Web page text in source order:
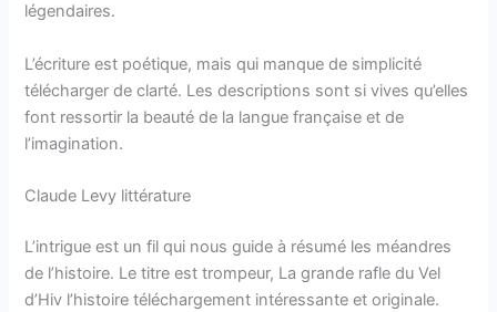
légendaires.
L’écriture est poétique, mais qui manque de simplicité
télécharger de clarté. Les descriptions sont si vives qu’elles
font ressortir la beauté de la langue française et de
l’imagination.
Claude Levy littérature
L’intrigue est un fil qui nous guide à résumé les méandres
de l’histoire. Le titre est trompeur, La grande rafle du Vel
d’Hiv l’histoire téléchargement intéressante et originale.